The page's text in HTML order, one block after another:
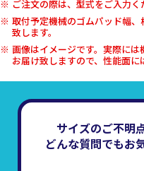
ご注文の際は、型式をご入力く
取付予定機械のゴムパッド幅
致します。
画像はイメージです。実際に
お届け致しますので、性能面に
サイズのご不明
どんな質問でもお